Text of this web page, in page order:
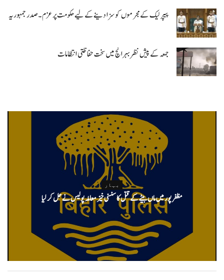
پیپر لیک کےمجرموں کو سزا دینےکے لیے حکومت پرعزم ۔صدر جمہوریہ
جمعہ کے پیش نظر بہرائچ میں سخت حفاظتی انتظامات
بہار
مظفر پور میں ماں بیٹے کے قتل کا سنسنی خیز معاملہ پولیس نے حل کر لیا